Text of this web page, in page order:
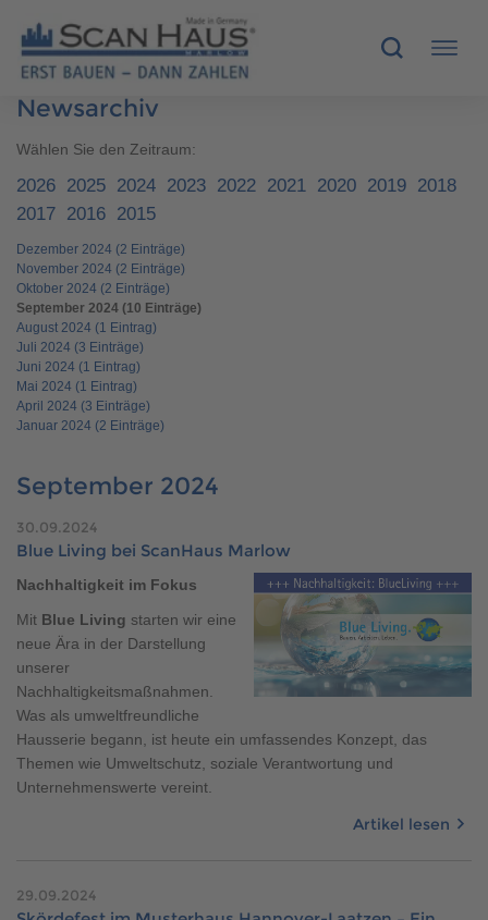
HÄUSER
MUSTERHÄUSER
SCANHAUS-VORTEILE
RUND UMS BAUEN
ÜBER UNS
KONTAKT
Brauchen Sie Hilfe?
038221 4000
MUSTERHAUS FINDEN
Newsarchiv
Wählen Sie den Zeitraum:
2026 2025 2024 2023 2022 2021 2020 2019 2018
2017 2016 2015
Dezember 2024 (2 Einträge)
November 2024 (2 Einträge)
Oktober 2024 (2 Einträge)
September 2024 (10 Einträge)
August 2024 (1 Eintrag)
Juli 2024 (3 Einträge)
Juni 2024 (1 Eintrag)
Mai 2024 (1 Eintrag)
April 2024 (3 Einträge)
Januar 2024 (2 Einträge)
September 2024
30.09.2024
Blue Living bei ScanHaus Marlow
Nachhaltigkeit im Fokus
Mit Blue Living starten wir eine
neue Ära in der Darstellung
unserer
Nachhaltigkeitsmaßnahmen.
Was als umweltfreundliche
Hausserie begann, ist heute ein umfassendes Konzept, das
Themen wie Umweltschutz, soziale Verantwortung und
Unternehmenswerte vereint.
Artikel lesen
29.09.2024